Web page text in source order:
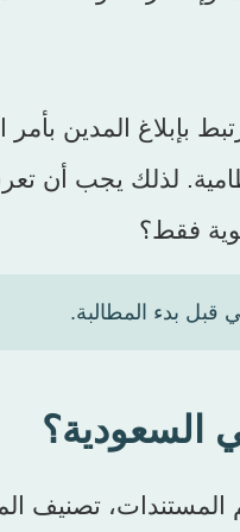
المادة 34 من نظام التنفيذ ترتبط بإبلاغ المدين
لم ينفذ خلال المدة النظامية. لذلك
فقط؟
قبل بدء المطالبة.
تصنيف